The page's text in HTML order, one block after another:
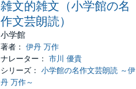
雑文的雑文（小学館の名
作文芸朗読）
小学館
著者：伊丹 万作
ナレーター：市川 優貴
シリーズ：小学館の名作文芸朗読 ～伊
丹 万作～